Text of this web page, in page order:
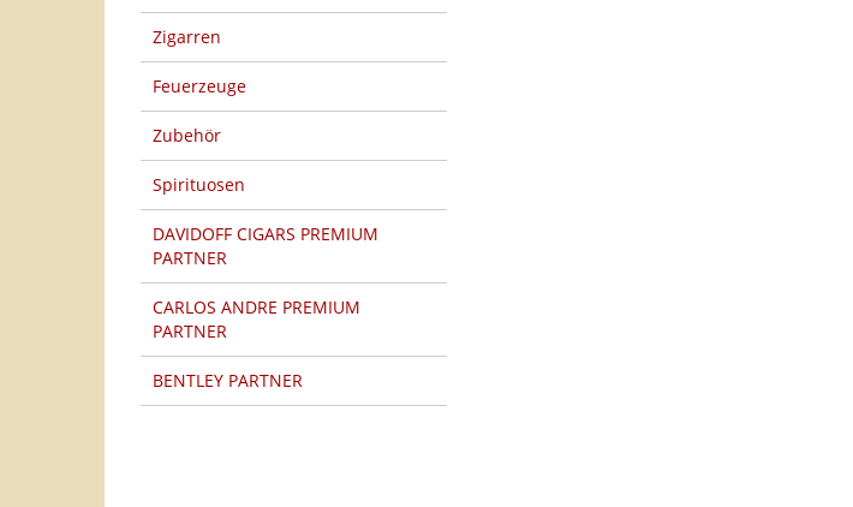
Zigarren
Feuerzeuge
Zubehör
Spirituosen
DAVIDOFF CIGARS PREMIUM
PARTNER
CARLOS ANDRE PREMIUM
PARTNER
BENTLEY PARTNER